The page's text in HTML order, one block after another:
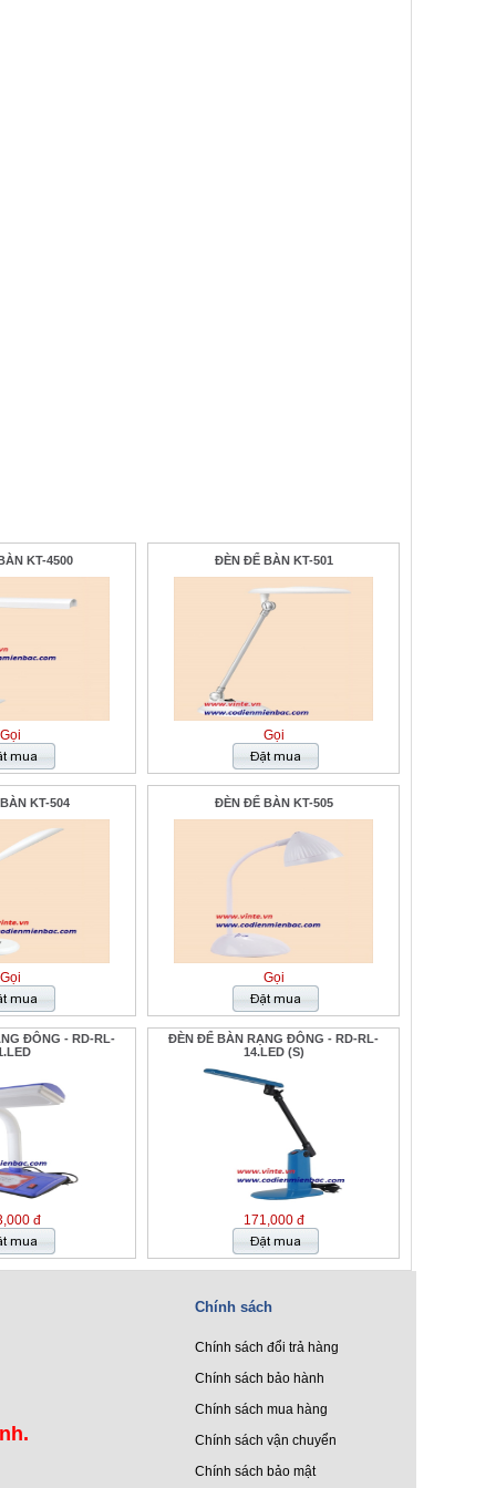
KT-4500
Gọi
ĐÈN ĐỂ BÀN KT-501
Gọi
KT-504
Gọi
ĐÈN ĐỂ BÀN KT-505
Gọi
ĐÔNG - RD-RL-
đ
ĐÈN ĐỂ BÀN RẠNG ĐÔNG - RD-RL-
14.LED (S)
171,000 đ
Chính sách
Chính sách đổi trả hàng
Chính sách bảo hành
Chính sách mua hàng
Chính sách vận chuyển
Chính sách bảo mật